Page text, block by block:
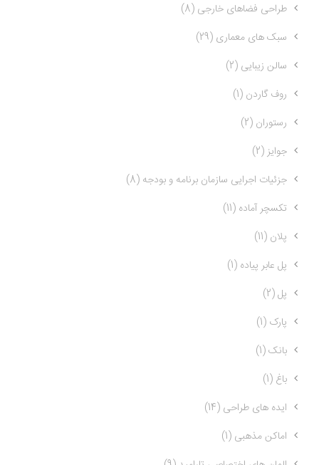
طراحی فضاهای خارجی (8)
سبک های معماری (29)
سالن زیبایی (2)
روف گاردن (1)
رستوران (2)
جوایز (2)
جزئیات اجرایی سازمان برنامه و بودجه (8)
تکسچر آماده (11)
پلان (11)
پل عابر پیاده (1)
پل (2)
پارک (1)
بانک (1)
باغ (1)
ایده های طراحی (14)
اماکن مذهبی (1)